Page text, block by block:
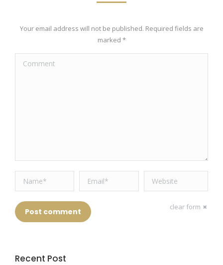
Your email address will not be published. Required fields are
marked *
Comment
Name * Email * Website
clear form
Post comment
Recent Post